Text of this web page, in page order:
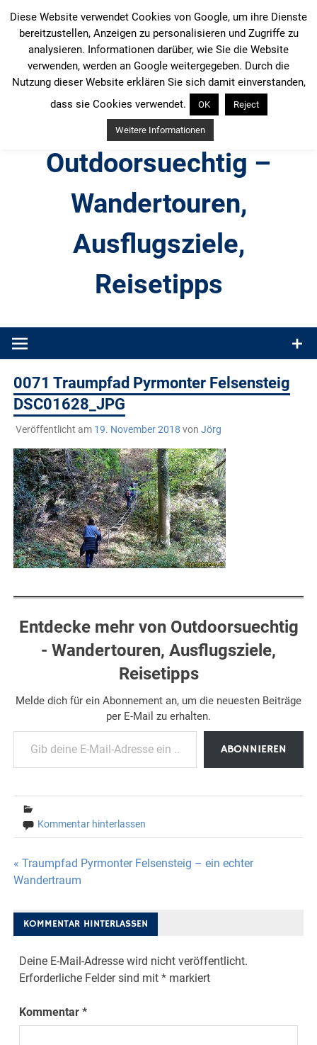
Inhalt
springen
Outdoorsuechtig –
Wandertouren,
Ausflugsziele,
Reisetipps
Produkttests und Buchrezensionen. Ein Blog für alle, die gern
0071 Traumpfad Pyrmonter Felsensteig
DSC01628_JPG
Veröffentlicht am 19. November 2018 von Jörg
Entdecke mehr von Outdoorsuechtig
- Wandertouren, Ausflugsziele,
Reisetipps
Melde dich für ein Abonnement an, um die neuesten Beiträge
per E-Mail zu erhalten.
Gib deine E-Mail-Adresse ein ...
ABONNIEREN
Kommentar hinterlassen
Beitragsnavigation
« Traumpfad Pyrmonter Felsensteig – ein echter
Wandertraum
KOMMENTAR HINTERLASSEN
Deine E-Mail-Adresse wird nicht veröffentlicht.
Erforderliche Felder sind mit* markiert
Kommentar*
Diese Website verwendet Cookies von Google, um ihre Dienste
bereitzustellen, Anzeigen zu personalisieren und Zugriffe zu
analysieren. Informationen darüber, wie Sie die Website
verwenden, werden an Google weitergegeben. Durch die
Nutzung dieser Website erklären Sie sich damit einverstanden,
dass sie Cookies verwendet.
OK Reject
Weitere Informationen